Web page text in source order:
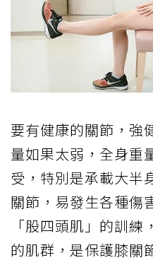
要有健康的關節，強
量如果太弱，全身重
受，特別是承載大半
關節，易發生各種傷
「股四頭肌」的訓
的肌群，是保護膝關